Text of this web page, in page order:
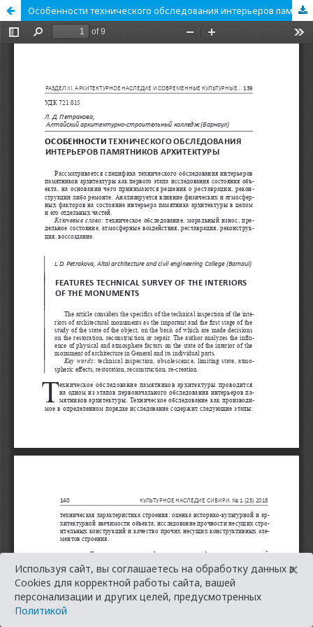
Особенности технического обследования интерьеров памятников архитектуры
Используя сайт, вы соглашаетесь на обработку данных в
Cookies для корректной работы сайта, вашей
персонализации и других целей, предусмотренных
Политикой
×